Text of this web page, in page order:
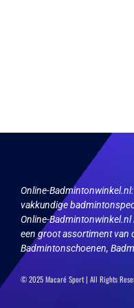
Online-Badmintonwinkel.nl:
vakkundige
Online-
een groot assortiment van
Badmintonschoenen,
© 2025 Macaré Sport | All Rights